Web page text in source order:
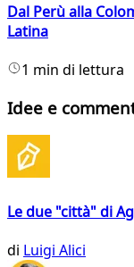
Dal Perù alla
Latina
1 min di lettura
Idee e
Le due "città" di
di Luigi Alici